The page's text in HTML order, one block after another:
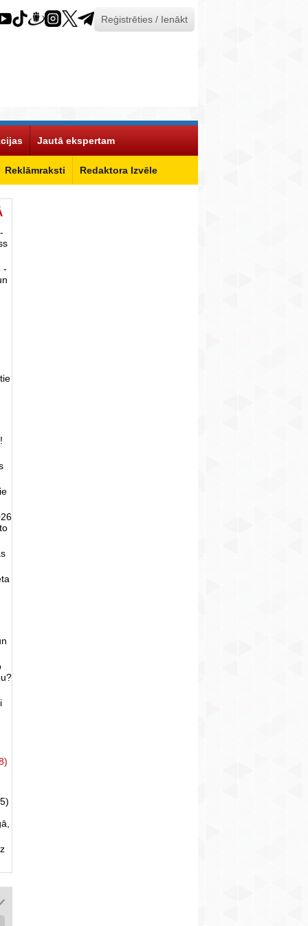
Reģistrēties / Ienākt
Reklāmraksti Redaktora Izvēle
Jautā ekspertam
-